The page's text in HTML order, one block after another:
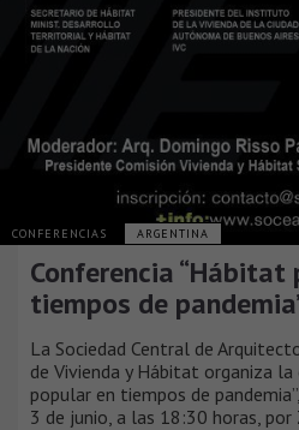
CONFERENCIAS ARGENTINA
Conferencia “Hábitat
tiempos de
La Sociedad Central de
de Vivienda y Hábitat organiza
popular en tiempos de
3 de junio, a las 18:30 horas, por